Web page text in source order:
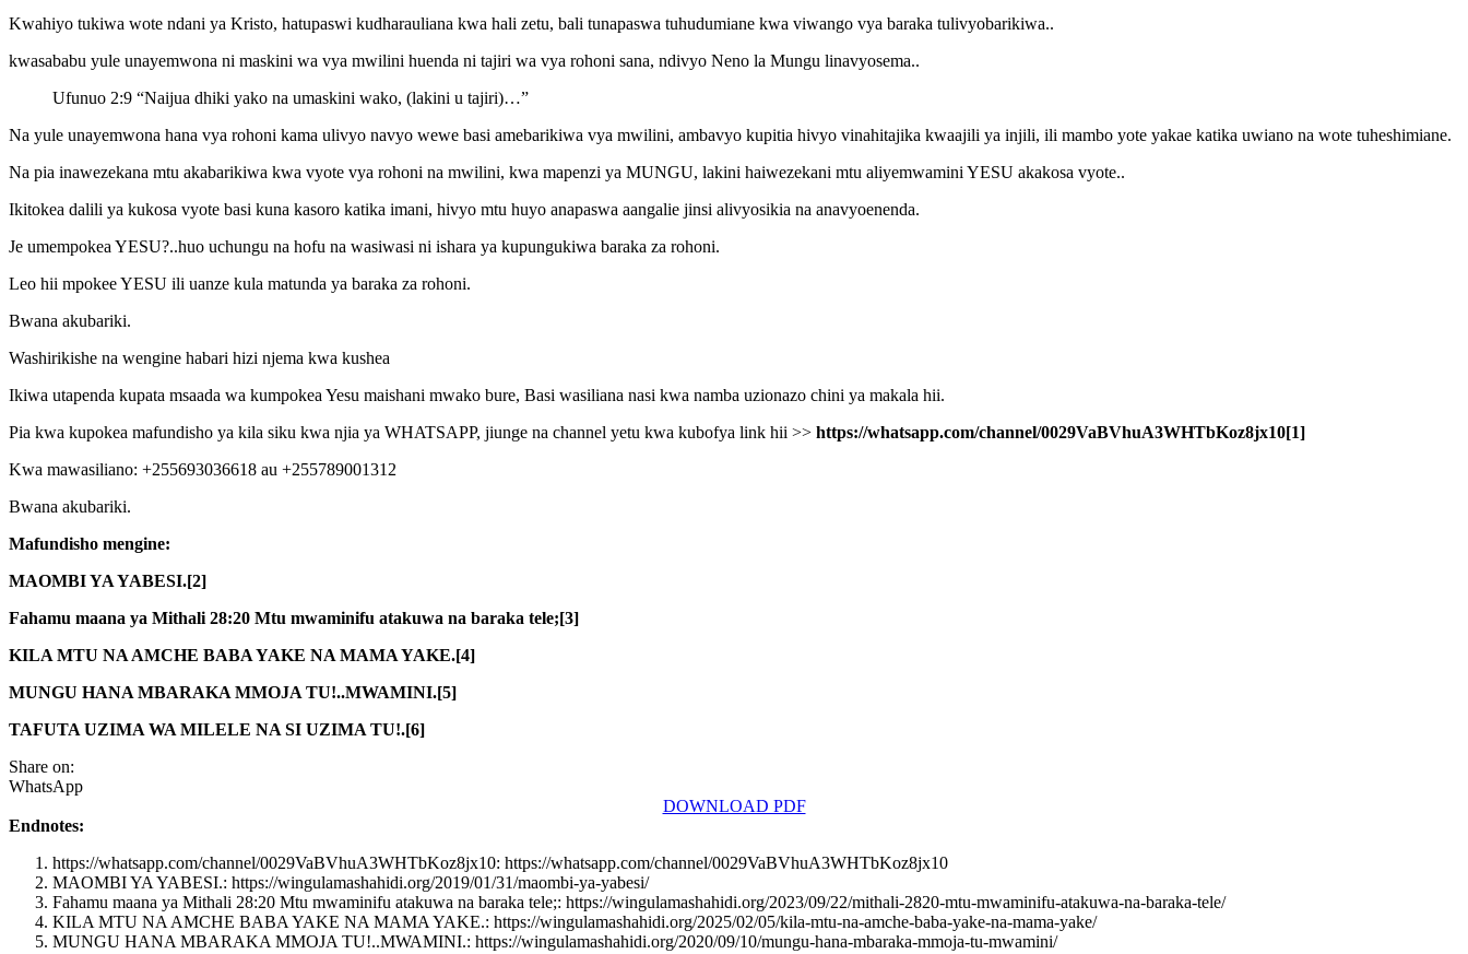
Kwahiyo tukiwa wote ndani ya Kristo, hatupaswi kudharauliana kwa hali zetu, bali tunapaswa tuhudumiane kwa viwango vya baraka tulivyobarikiwa..
kwasababu yule unayemwona ni maskini wa vya mwilini huenda ni tajiri wa vya rohoni sana, ndivyo Neno la Mungu linavyosema..
Ufunuo 2:9 “Naijua dhiki yako na umaskini wako, (lakini u tajiri)…”
Na yule unayemwona hana vya rohoni kama ulivyo navyo wewe basi amebarikiwa vya mwilini, ambavyo kupitia hivyo vinahitajika kwaajili ya injili, ili mambo yote yakae katika uwiano na wote tuheshimiane.
Na pia inawezekana mtu akabarikiwa kwa vyote vya rohoni na mwilini, kwa mapenzi ya MUNGU, lakini haiwezekani mtu aliyemwamini YESU akakosa vyote..
Ikitokea dalili ya kukosa vyote basi kuna kasoro katika imani, hivyo mtu huyo anapaswa aangalie jinsi alivyosikia na anavyoenenda.
Je umempokea YESU?..huo uchungu na hofu na wasiwasi ni ishara ya kupungukiwa baraka za rohoni.
Leo hii mpokee YESU ili uanze kula matunda ya baraka za rohoni.
Bwana akubariki.
Washirikishe na wengine habari hizi njema kwa kushea
Ikiwa utapenda kupata msaada wa kumpokea Yesu maishani mwako bure, Basi wasiliana nasi kwa namba uzionazo chini ya makala hii.
Pia kwa kupokea mafundisho ya kila siku kwa njia ya WHATSAPP, jiunge na channel yetu kwa kubofya link hii >> https://whatsapp.com/channel/0029VaBVhuA3WHTbKoz8jx10[1]
Kwa mawasiliano: +255693036618 au +255789001312
Bwana akubariki.
Mafundisho mengine:
MAOMBI YA YABESI.[2]
Fahamu maana ya Mithali 28:20 Mtu mwaminifu atakuwa na baraka tele;[3]
KILA MTU NA AMCHE BABA YAKE NA MAMA YAKE.[4]
MUNGU HANA MBARAKA MMOJA TU!..MWAMINI.[5]
TAFUTA UZIMA WA MILELE NA SI UZIMA TU!.[6]
Share on:
WhatsApp
DOWNLOAD PDF
Endnotes:
https://whatsapp.com/channel/0029VaBVhuA3WHTbKoz8jx10: https://whatsapp.com/channel/0029VaBVhuA3WHTbKoz8jx10
MAOMBI YA YABESI.: https://wingulamashahidi.org/2019/01/31/maombi-ya-yabesi/
Fahamu maana ya Mithali 28:20 Mtu mwaminifu atakuwa na baraka tele;: https://wingulamashahidi.org/2023/09/22/mithali-2820-mtu-mwaminifu-atakuwa-na-baraka-tele/
KILA MTU NA AMCHE BABA YAKE NA MAMA YAKE.: https://wingulamashahidi.org/2025/02/05/kila-mtu-na-amche-baba-yake-na-mama-yake/
MUNGU HANA MBARAKA MMOJA TU!..MWAMINI.: https://wingulamashahidi.org/2020/09/10/mungu-hana-mbaraka-mmoja-tu-mwamini/